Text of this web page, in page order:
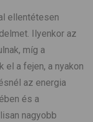
ellentétesen
Ilyenkor az
míg a
el a fejen, a nyakon
az energia
és a
nagyobb